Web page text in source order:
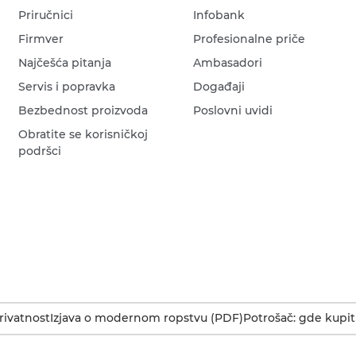
Priručnici
Firmver
Najčešća pitanja
Servis i popravka
Bezbednost proizvoda
Obratite se korisničkoj
podršci
Infobank
Profesionalne priče
Ambasadori
Događaji
Poslovni uvidi
Izjava o modernom ropstvu (PDF)Potrošač: gde